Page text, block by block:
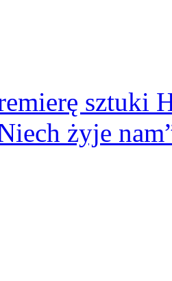
sztuki
żyje